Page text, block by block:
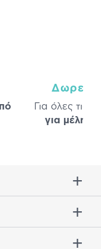
Δωρεάν
Για όλες τις
για μέλη